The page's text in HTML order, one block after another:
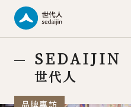
價值社群 Value Community
文化街區 Culture Zone
SEDAIJIN
世代人
品牌專訪